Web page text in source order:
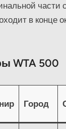
части
в конце
WTA 500
Город